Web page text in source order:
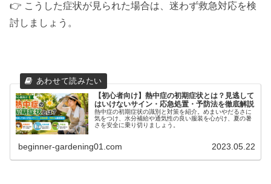
👉 こうした症状が見られた場合は、迷わず救急対応を検
討しましょう。
【初心者向け】熱中症の初期症状とは？見逃して
はいけないサイン・応急処置・予防法を徹底解説
熱中症の初期症状の識別と対策を紹介。めまいやだるさに
気をつけ、水分補給や通気性の良い服装を心がけ、夏の暑
さを安全に乗り切りましょう。
beginner-gardening01.com 2023.05.22